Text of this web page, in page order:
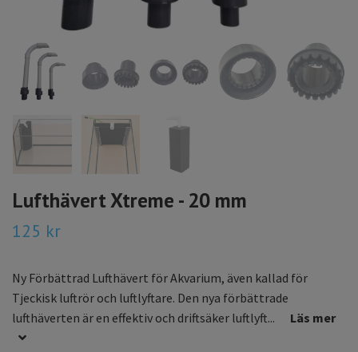
Lufthävert Xtreme - 20 mm
125 kr
Ny Förbättrad Lufthävert för Akvarium, även kallad för
Tjeckisk luftrör och luftlyftare. Den nya förbättrade
lufthäverten är en effektiv och driftsäker luftlyft...
Läs mer